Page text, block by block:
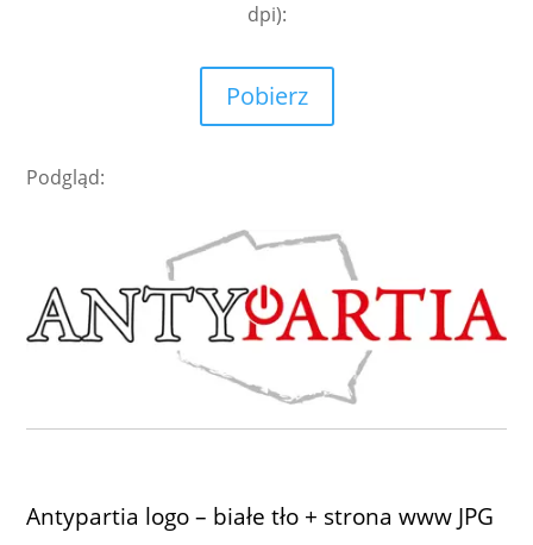
dpi):
Pobierz
Podgląd:
Antypartia logo – białe tło + strona www JPG